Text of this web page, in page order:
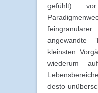
gefühlt)
angewandte
kleinsten
wiederum
desto